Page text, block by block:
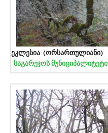
ეკლესია (ორსართულიანი)
საგარეჯოს მუნიციპალიტეტი